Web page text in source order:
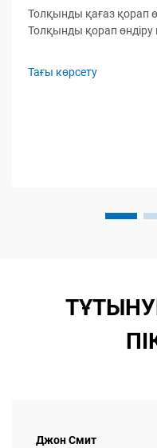
Толқынды қағаз қорап
Толқынды қорап өндіру
қорғауыш орамаға
Тағы көрсету
Джон Смит